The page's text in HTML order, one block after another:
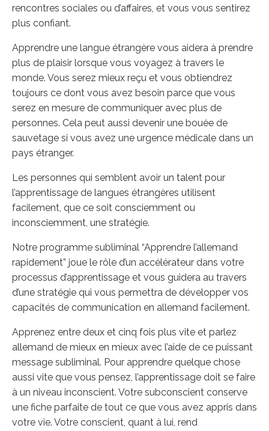
rencontres sociales ou d’affaires, et vous vous sentirez
plus confiant.
Apprendre une langue étrangère vous aidera à prendre
plus de plaisir lorsque vous voyagez à travers le
monde. Vous serez mieux reçu et vous obtiendrez
toujours ce dont vous avez besoin parce que vous
serez en mesure de communiquer avec plus de
personnes. Cela peut aussi devenir une bouée de
sauvetage si vous avez une urgence médicale dans un
pays étranger.
Les personnes qui semblent avoir un talent pour
l’apprentissage de langues étrangères utilisent
facilement, que ce soit consciemment ou
inconsciemment, une stratégie.
Notre programme subliminal “Apprendre l’allemand
rapidement” joue le rôle d’un accélérateur dans votre
processus d’apprentissage et vous guidera au travers
d’une stratégie qui vous permettra de développer vos
capacités de communication en allemand facilement.
Apprenez entre deux et cinq fois plus vite et parlez
allemand de mieux en mieux avec l’aide de ce puissant
message subliminal. Pour apprendre quelque chose
aussi vite que vous pensez, l’apprentissage doit se faire
à un niveau inconscient. Votre subconscient conserve
une fiche parfaite de tout ce que vous avez appris dans
votre vie. Votre conscient, quant à lui, rend